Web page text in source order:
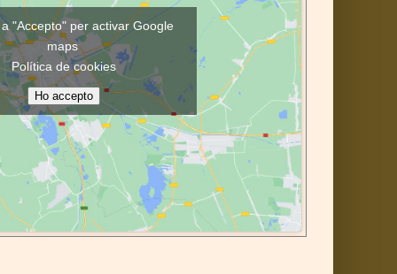
"Accepto" per activar Google
maps
Política de cookies
Ho accepto